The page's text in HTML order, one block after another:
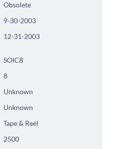
Obsolete
9-30-2003
12-31-2003
SOIC8
8
Unknown
Unknown
Tape & Reel
2500